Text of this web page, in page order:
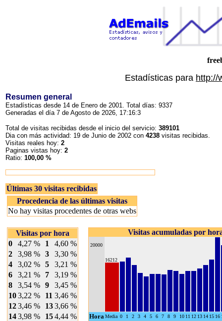
Estadísticas para http://
Resumen general
Estadísticas desde 14 de Enero de 2001. Total días: 9337
Generadas el día 7 de Agosto de 2026, 17:16:3
Total de visitas recibidas desde el inicio del servicio: 389101
Dia con más actividad: 19 de Junio de 2002 con 4238 visitas recibidas.
Visitas reales hoy: 2
Paginas vistas hoy: 2
Ratio: 100,00 %
Últimas 30 visitas recibidas
Procedencia de las últimas visitas
No hay visitas procedentes de otras webs
Visitas por hora
0
4,27 % 1
4,60 %
2
3,98 % 3
3,30 %
4
3,02 % 5
3,21 %
6
3,21 % 7
3,19 %
8
3,54 % 9
3,45 %
103,22 % 11 3,46 %
123,46 % 133,66 %
143,98 % 154,44 %
Visitas acumuladas por
20000
16212
HoraMedia 0 1 2 3 4 5 6 7 8 9 10 11 12 13 14 15 16